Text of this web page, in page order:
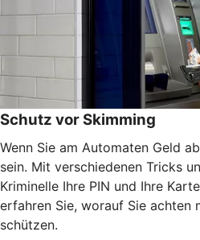
Schutz vor Skimming
Wenn Sie am Automaten Geld
sein. Mit verschiedenen Tricks
Kriminelle Ihre PIN und Ihre
erfahren Sie, worauf Sie achten
schützen.